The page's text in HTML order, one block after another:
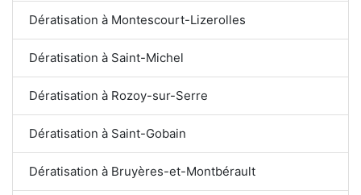
Dératisation à Montescourt-Lizerolles
Dératisation à Saint-Michel
Dératisation à Rozoy-sur-Serre
Dératisation à Saint-Gobain
Dératisation à Bruyères-et-Montbérault